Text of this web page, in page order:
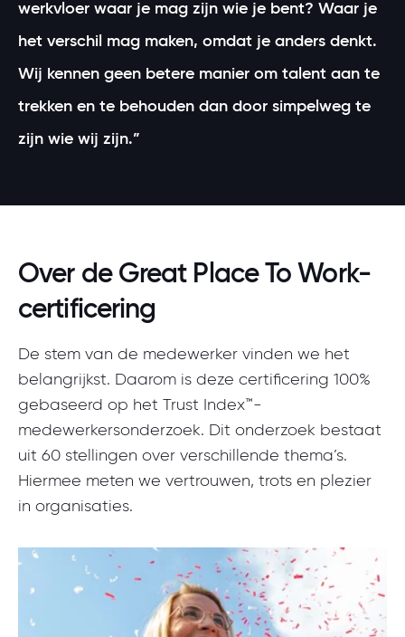
werkvloer waar je mag zijn wie je bent? Waar je
het verschil mag maken, omdat je anders denkt.
Wij kennen geen betere manier om talent aan te
trekken en te behouden dan door simpelweg te
zijn wie wij zijn.”
Over de Great Place To Work-
certificering
De stem van de medewerker vinden we het
belangrijkst. Daarom is deze certificering 100%
gebaseerd op het Trust Index™-
medewerkersonderzoek. Dit onderzoek bestaat
uit 60 stellingen over verschillende thema’s.
Hiermee meten we vertrouwen, trots en plezier
in organisaties.